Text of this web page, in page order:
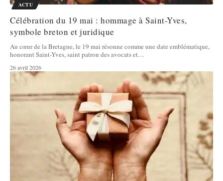
ACTU
Célébration du 19 mai : hommage à Saint-Yves,
symbole breton et juridique
Au cœur de la Bretagne, le 19 mai résonne comme une date emblématique,
honorant Saint-Yves, saint patron des avocats et…
26 avril 2026